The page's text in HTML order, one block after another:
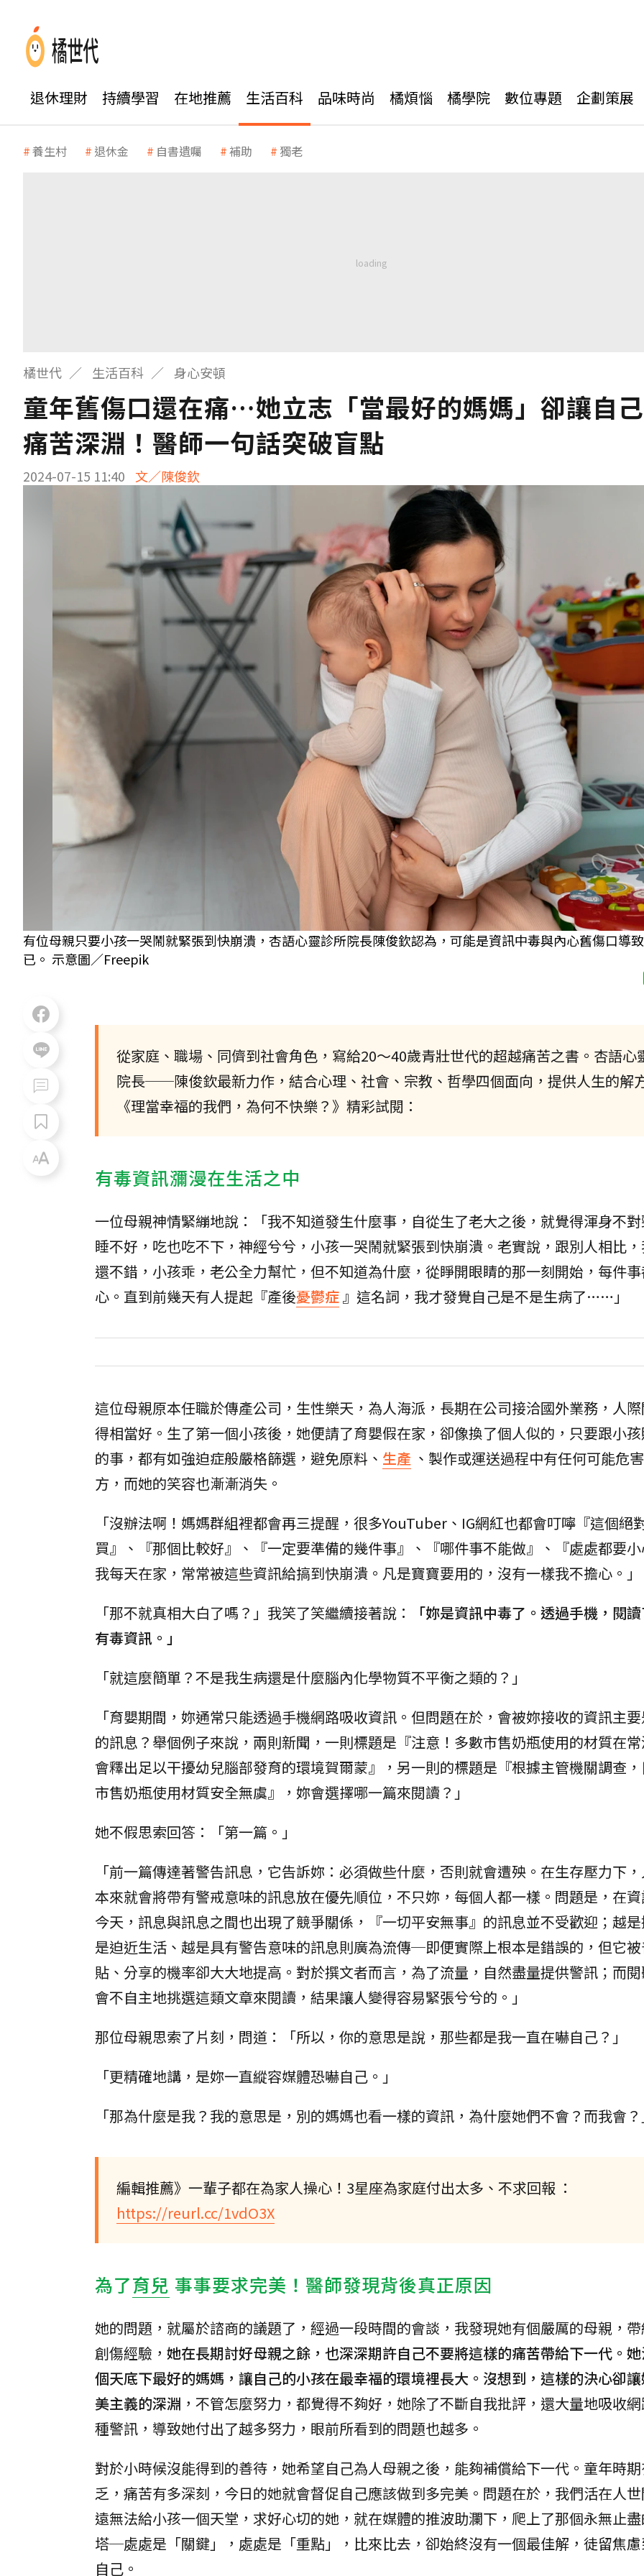
退休理財 持續學習 在地推薦 生活百科 品味時尚 橘煩惱 橘學院 數位專題 企劃策展
養生村 退休金 自書遺囑 補助 獨老
橘世代 生活百科 身心安頓
童年舊傷口還在痛…她立志「當最好的媽媽」卻讓自
痛苦深淵！醫師一句話突破盲點
2024-07-15 11:40 文／陳俊欽
有位母親只要小孩一哭鬧就緊張到快崩潰，杏語心靈診所院長陳俊欽認為，可能是資訊中毒與內心舊傷口導
已。 示意圖／Freepik
從家庭、職場、同儕到社會角色，寫給20～40歲青壯世代的超越痛苦之書。杏語心
院長──陳俊欽最新力作，結合心理、社會、宗教、哲學四個面向，提供人生的解
《理當幸福的我們，為何不快樂？》精彩試閱：
有毒資訊瀰漫在生活之中
一位母親神情緊繃地說：「我不知道發生什麼事，自從生了老大之後，就覺得渾身不
睡不好，吃也吃不下，神經兮兮，小孩一哭鬧就緊張到快崩潰。老實說，跟別人相比
還不錯，小孩乖，老公全力幫忙，但不知道為什麼，從睜開眼睛的那一刻開始，每件
心。直到前幾天有人提起『產後憂鬱症』這名詞，我才發覺自己是不是生病了……」
這位母親原本任職於傳產公司，生性樂天，為人海派，長期在公司接洽國外業務，人
得相當好。生了第一個小孩後，她便請了育嬰假在家，卻像換了個人似的，只要跟小
的事，都有如強迫症般嚴格篩選，避免原料、 生產 、製作或運送過程中有任何可能危
方，而她的笑容也漸漸消失。
「沒辦法啊！媽媽群組裡都會再三提醒，很多YouTuber、IG網紅也都會叮嚀『這個絕
買』、『那個比較好』、『一定要準備的幾件事』、『哪件事不能做』、『處處都要
我每天在家，常常被這些資訊給搞到快崩潰。凡是寶寶要用的，沒有一樣我不擔心。」
「那不就真相大白了嗎？」我笑了笑繼續接著說：
「妳是資訊中毒了。透過手機，閱
有毒資訊。」
「就這麼簡單？不是我生病還是什麼腦內化學物質不平衡之類的？」
「育嬰期間，妳通常只能透過手機網路吸收資訊。但問題在於，會被妳接收的資訊主
的訊息？舉個例子來說，兩則新聞，一則標題是『注意！多數市售奶瓶使用的材質在
會釋出足以干擾幼兒腦部發育的環境賀爾蒙』，另一則的標題是『根據主管機關調查
市售奶瓶使用材質安全無虞』，妳會選擇哪一篇來閱讀？」
她不假思索回答：「第一篇。」
「前一篇傳達著警告訊息，它告訴妳：必須做些什麼，否則就會遭殃。在生存壓力下
本來就會將帶有警戒意味的訊息放在優先順位，不只妳，每個人都一樣。問題是，在
今天，訊息與訊息之間也出現了競爭關係，『一切平安無事』的訊息並不受歡迎；越
是迫近生活、越是具有警告意味的訊息則廣為流傳─即便實際上根本是錯誤的，但它
貼、分享的機率卻大大地提高。對於撰文者而言，為了流量，自然盡量提供警訊；而
會不自主地挑選這類文章來閱讀，結果讓人變得容易緊張兮兮的。」
那位母親思索了片刻，問道：「所以，你的意思是說，那些都是我一直在嚇自己？」
「更精確地講，是妳一直縱容媒體恐嚇自己。」
「那為什麼是我？我的意思是，別的媽媽也看一樣的資訊，為什麼她們不會？而我會
編輯推薦》一輩子都在為家人操心！3星座為家庭付出太多、不求回報 ：
https://reurl.cc/1vdO3X
為了育兒 事事要求完美！醫師發現背後真正原因
她的問題，就屬於諮商的議題了，經過一段時間的會談，我發現她有個嚴厲的母親，
創傷經驗， 她在長期討好母親之餘，也深深期許自己不要將這樣的痛苦帶給下一代。
個天底下最好的媽媽，讓自己的小孩在最幸福的環境裡長大。沒想到，這樣的決心卻
美主義的深淵 ，不管怎麼努力，都覺得不夠好，她除了不斷自我批評，還大量地吸收
種警訊，導致她付出了越多努力，眼前所看到的問題也越多。
對於小時候沒能得到的善待，她希望自己為人母親之後，能夠補償給下一代。童年時
乏，痛苦有多深刻，今日的她就會督促自己應該做到多完美。問題在於，我們活在人
遠無法給小孩一個天堂，求好心切的她，就在媒體的推波助瀾下，爬上了那個永無止
塔─處處是「關鍵」，處處是「重點」，比來比去，卻始終沒有一個最佳解，徒留焦
自己。